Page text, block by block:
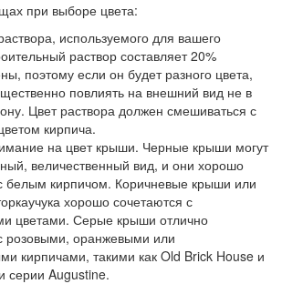
при выборе цвета:
используемого для вашего
раствор составляет 20%
поэтому если он будет разного цвета,
повлиять на внешний вид не в
Цвет раствора должен смешиваться с
кирпича.
на цвет крыши. Черные крыши могут
величественный вид, и они хорошо
белым кирпичом. Коричневые крыши или
хорошо сочетаются с
цветами. Серые крыши отлично
розовыми, оранжевыми или
кирпичами, такими как Old Brick House и
серии Augustine.